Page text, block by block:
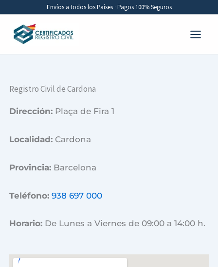
contenido
Envíos a todos los Países · Pagos 100% Seguros
Registro Civil de Cardona
Dirección: Plaça de Fira 1
Localidad: Cardona
Provincia: Barcelona
Teléfono: 938 697 000
Horario: De Lunes a Viernes de 09:00 a 14:00 h.